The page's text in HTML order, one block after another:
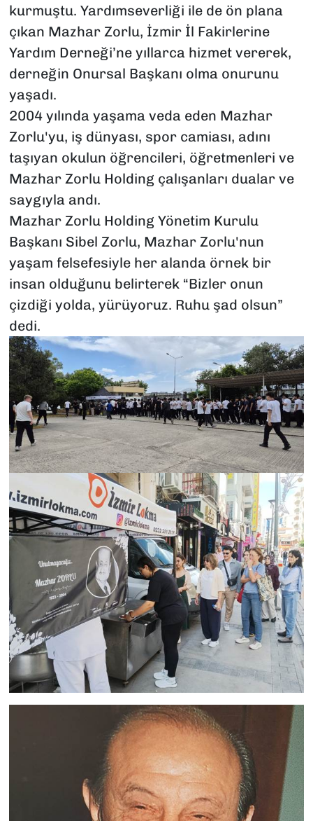
kurmuştu. Yardımseverliği ile de ön plana
çıkan Mazhar Zorlu, İzmir İl Fakirlerine
Yardım Derneği’ne yıllarca hizmet vererek,
derneğin Onursal Başkanı olma onurunu
yaşadı.
2004 yılında yaşama veda eden Mazhar
Zorlu'yu, iş dünyası, spor camiası, adını
taşıyan okulun öğrencileri, öğretmenleri ve
Mazhar Zorlu Holding çalışanları dualar ve
saygıyla andı.
Mazhar Zorlu Holding Yönetim Kurulu
Başkanı Sibel Zorlu, Mazhar Zorlu'nun
yaşam felsefesiyle her alanda örnek bir
insan olduğunu belirterek “Bizler onun
çizdiği yolda, yürüyoruz. Ruhu şad olsun”
dedi.